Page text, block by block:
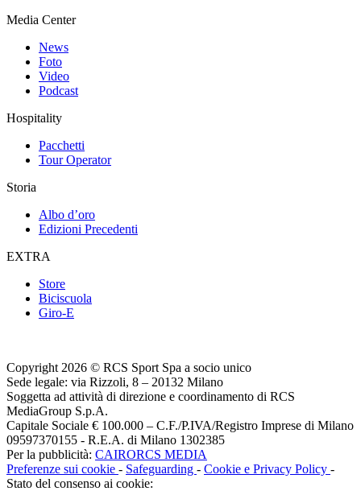
Media Center
News
Foto
Video
Podcast
Hospitality
Pacchetti
Tour Operator
Storia
Albo d’oro
Edizioni Precedenti
EXTRA
Store
Biciscuola
Giro-E
Copyright 2026 © RCS Sport Spa a socio unico
Sede legale: via Rizzoli, 8 – 20132 Milano
Soggetta ad attività di direzione e coordinamento di RCS
MediaGroup S.p.A.
Capitale Sociale € 100.000 – C.F./P.IVA/Registro Imprese di Milano
09597370155 - R.E.A. di Milano 1302385
Per la pubblicità: CAIRORCS MEDIA
Preferenze sui cookie - Safeguarding - Cookie e Privacy Policy -
Stato del consenso ai cookie: